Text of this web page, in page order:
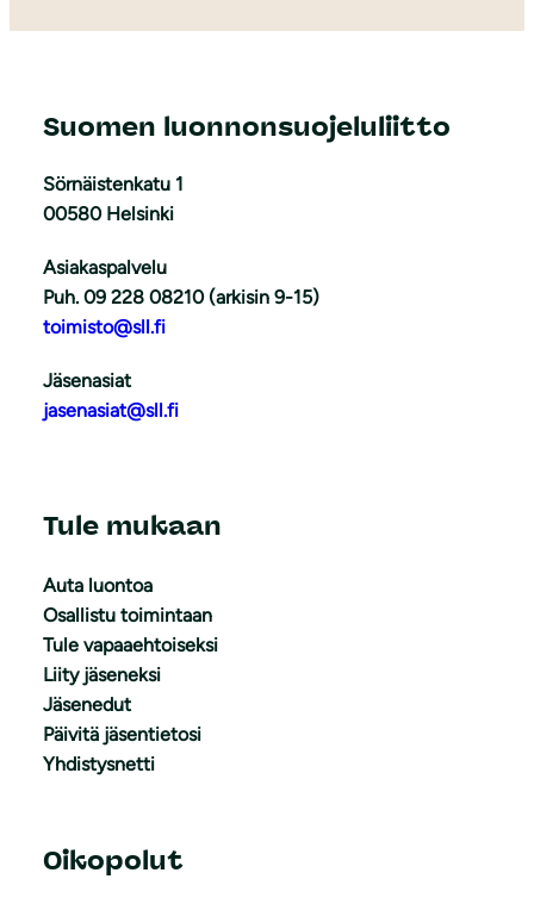
Suomen luonnonsuojeluliitto
Sörnäistenkatu 1
00580 Helsinki
Asiakaspalvelu
Puh. 09 228 08210 (arkisin 9-15)
toimisto@sll.fi
Jäsenasiat
jasenasiat@sll.fi
Tule mukaan
Auta luontoa
Osallistu toimintaan
Tule vapaaehtoiseksi
Liity jäseneksi
Jäsenedut
Päivitä jäsentietosi
Yhdistysnetti
Oikopolut